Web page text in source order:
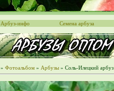
Арбуз-инфо Семена арбуза
» Фотоальбом » Арбузы » Соль-Илецкий арбуз